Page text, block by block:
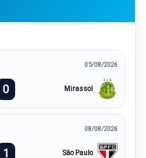
05/08/2026
0 Mirassol
08/08/2026
1 São Paulo